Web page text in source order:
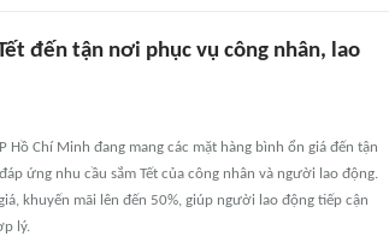
đến tận nơi phục vụ công nhân, lao
Hồ Chí Minh đang mang các mặt hàng bình ổn giá đến tận
ứng nhu cầu sắm Tết của công nhân và người lao động.
khuyến mãi lên đến 50%, giúp người lao động tiếp cận
lý.